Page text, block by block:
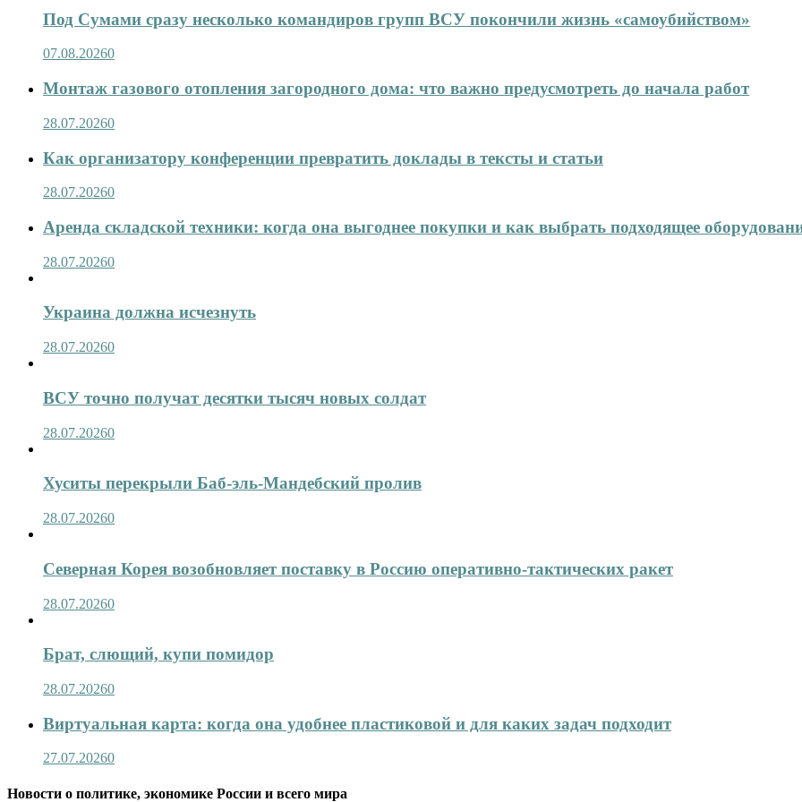
Под Сумами сразу несколько командиров групп ВСУ покончили жизнь «самоубийством»
07.08.20260
Монтаж газового отопления загородного дома: что важно предусмотреть до начала работ
28.07.20260
Как организатору конференции превратить доклады в тексты и статьи
28.07.20260
Аренда складской техники: когда она выгоднее покупки и как выбрать подходящее
28.07.20260
Украина должна исчезнуть
28.07.20260
ВСУ точно получат десятки тысяч новых солдат
28.07.20260
Хуситы перекрыли Баб-эль-Мандебский пролив
28.07.20260
Северная Корея возобновляет поставку в Россию оперативно-тактических ракет
28.07.20260
Брат, слющий, купи помидор
28.07.20260
Виртуальная карта: когда она удобнее пластиковой и для каких задач подходит
27.07.20260
Новости о политике, экономике России и всего мира